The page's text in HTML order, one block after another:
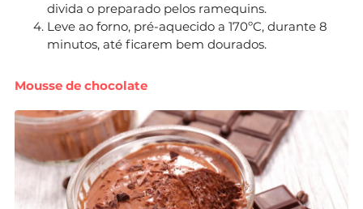
divida o preparado pelos ramequins.
Leve ao forno, pré-aquecido a 170ºC, durante 8
minutos, até ficarem bem dourados.
Mousse de chocolate